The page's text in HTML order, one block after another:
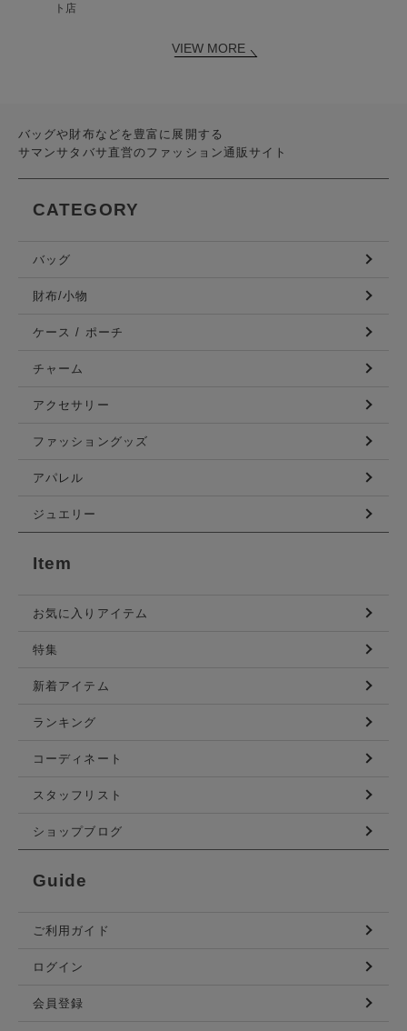
ト店
VIEW MORE
バッグや財布などを豊富に展開する
サマンサタバサ直営のファッション通販サイト
CATEGORY
バッグ
財布/小物
ケース / ポーチ
チャーム
アクセサリー
ファッショングッズ
アパレル
ジュエリー
Item
お気に入りアイテム
特集
新着アイテム
ランキング
コーディネート
スタッフリスト
ショップブログ
Guide
ご利用ガイド
ログイン
会員登録